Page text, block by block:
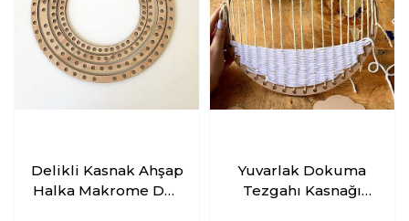
Delikli Kasnak Ahşap
Halka Makrome Düş
Yuvarlak Dokuma
Tezgahı Kasnağı